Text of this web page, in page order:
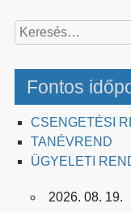
Keresés:
Fontos
CSENGETÉSI
TANÉVREND
ÜGYELETI
2026. 08. 19.